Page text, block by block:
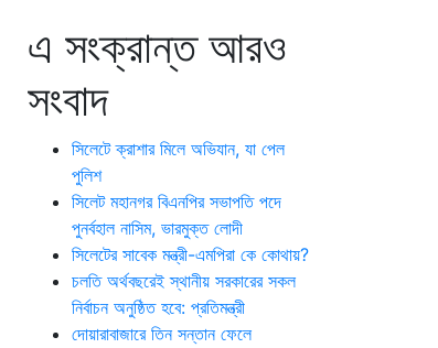
এ সংক্রান্ত আরও
সংবাদ
সিলেটে ক্রাশার মিলে অভিযান, যা পেল
পুলিশ
সিলেট মহানগর বিএনপির সভাপতি পদে
পুনর্বহাল নাসিম, ভারমুক্ত লোদী
সিলেটের সাবেক মন্ত্রী-এমপিরা কে কোথায়?
চলতি অর্থবছরেই স্থানীয় সরকারের সকল
নির্বাচন অনুষ্ঠিত হবে: প্রতিমন্ত্রী
দোয়ারাবাজারে তিন সন্তান ফেলে